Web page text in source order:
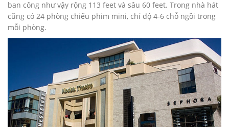
ban công như vậy rộng 113 feet và sâu 60 feet. Trong nhà hát
cũng có 24 phòng chiếu phim mini, chỉ độ 4-6 chỗ ngồi trong
mỗi phòng.